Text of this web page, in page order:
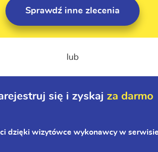
Sprawdź inne zlecenia
lub
się i zyskaj za darmo
dzięki wizytówce wykonawcy w